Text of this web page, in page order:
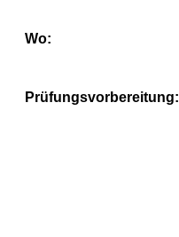
Wo:
Prüfungsvorbereitung: